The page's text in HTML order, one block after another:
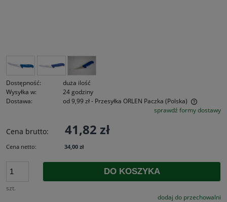
Dostępność:
duża ilość
Wysyłka w:
24 godziny
Dostawa:
od 9,99 zł- Przesyłka ORLEN Paczka (Polska)
Cena nie zawiera ewentualnych kosztów płatnościsprawdź formy dostawy
Cena brutto: 41,82 zł
Cena netto: 34,00 zł
szt.
DO KOSZYKA
dodaj do przechowalni